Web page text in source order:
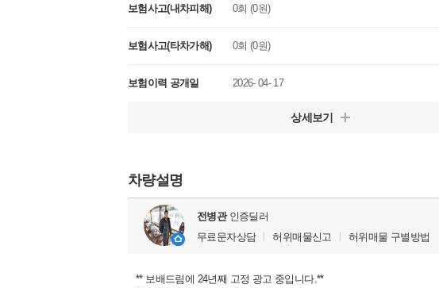
보험사고(내차피해) 0회 (0원)
보험사고(타차가해) 0회 (0원)
보험이력 공개일 2026- 04- 17
상세보기
차량설명
전병관인증딜러
무료문자상담
허위매물신고 허위매물 구별방법
** 보배드림에 24년째 고정 광고 중입니다.**